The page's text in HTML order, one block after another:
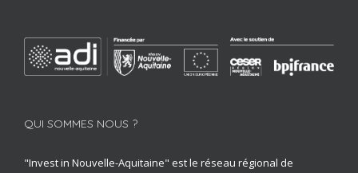
QUI SOMMES NOUS ?
"Invest in Nouvelle-Aquitaine" est le réseau régional de